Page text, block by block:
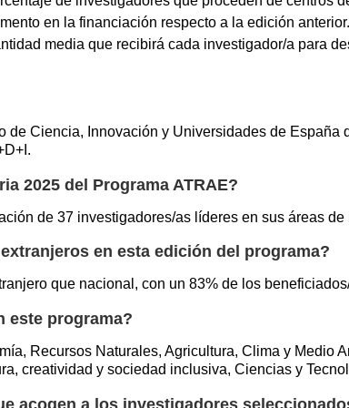
en la financiación respecto a la edición anterior.
media que recibirá cada investigador/a para
Ciencia, Innovación y Universidades de España
2025 del Programa ATRAE?
de 37 investigadores/as líderes en sus áreas de
en esta edición del programa?
que nacional, con un 83% de los
este programa?
Recursos Naturales, Agricultura, Clima y Medio
creatividad y sociedad inclusiva, Ciencias y
acogen a los investigadores